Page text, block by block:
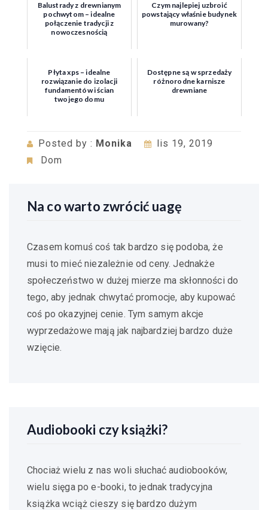
Balustrady z drewnianym
pochwytom – idealne
połączenie tradycji z
nowoczesnością
Czym najlepiej uzbroić
powstający właśnie budynek
murowany?
Płyta xps – idealne
rozwiązanie do izolacji
fundamentów i ścian
twojego domu
Dostępne są w sprzedaży
różnorodne karnisze
drewniane
Posted by : Monika
lis 19, 2019
Dom
Na co warto zwrócić uagę
Czasem komuś coś tak bardzo się podoba, że
musi to mieć niezależnie od ceny. Jednakże
społeczeństwo w dużej mierze ma skłonności do
tego, aby jednak chwytać promocje, aby kupować
coś po okazyjnej cenie. Tym samym akcje
wyprzedażowe mają jak najbardziej bardzo duże
wzięcie.
Audiobooki czy książki?
Chociaż wielu z nas woli słuchać audiobooków,
wielu sięga po e-booki, to jednak tradycyjna
książka wciąż cieszy się bardzo dużym